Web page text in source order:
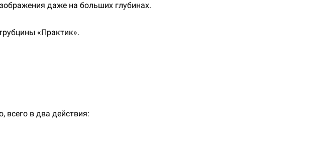
даже на больших глубинах.
«Практик».
всего в два действия: